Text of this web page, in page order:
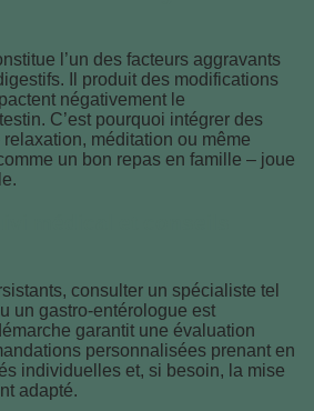
l’un des facteurs aggravants
Il produit des modifications
négativement le
C’est pourquoi intégrer des
méditation ou même
un bon repas en famille – joue
consulter un spécialiste tel
un gastro-entérologue est
garantit une évaluation
personnalisées prenant en
individuelles et, si besoin, la mise
adapté.